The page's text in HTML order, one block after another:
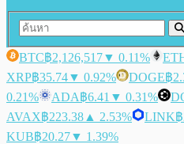
BTC฿2,126,517▼ 0.11%
XRP฿35.74▼ 0.92% DOGE฿
0.21%
ADA฿6.41 ▼ 0.31%
AVAX฿223.38 ▲ 2.53% LINK
KUB฿20.27▼ 1.39%